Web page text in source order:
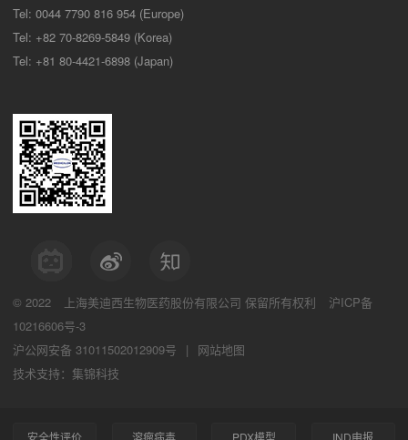
Tel: 0044 7790 816 954 (Europe)
Tel: +82 70-8269-5849 (Korea)
Tel: +81 80-4421-6898 (Japan)
© 2022 上海美迪西生物医药股份有限公司 保留所有权利
沪ICP备
10216606号-3
沪公网安备 31011502012909号
|
网站地图
技术支持：集锦科技